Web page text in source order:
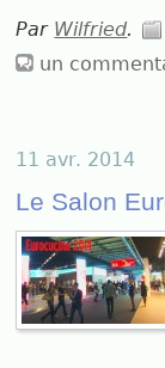
Par Wilfried.
un
11 avr. 2014
Le Salon